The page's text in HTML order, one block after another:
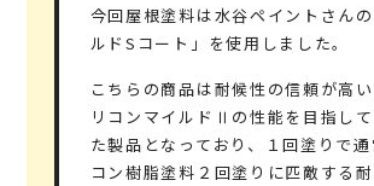
今回屋根塗料は水谷ペイントさん
ルドSコート」を使用しました。
こちらの商品は耐候性の信頼が高
リコンマイルドⅡの性能を目指し
た製品となっており、１回塗りで通
コン樹脂塗料２回塗りに匹敵する